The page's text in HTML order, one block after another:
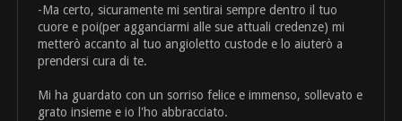
-Ma certo, sicuramente mi sentirai sempre dentro il tuo
cuore e poi(per agganciarmi alle sue attuali credenze) mi
metterò accanto al tuo angioletto custode e lo aiuterò a
prendersi cura di te.
Mi ha guardato con un sorriso felice e immenso, sollevato e
grato insieme e io l'ho abbracciato.